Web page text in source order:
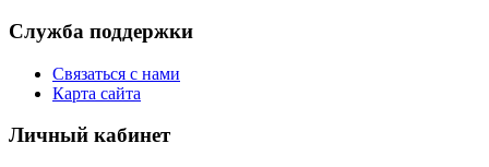
Служба поддержки
Связаться с нами
Карта сайта
Личный кабинет